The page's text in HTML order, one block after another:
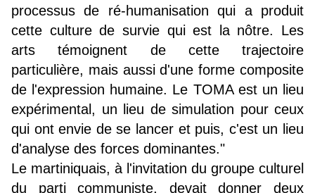
processus de ré-humanisation qui a produit
cette culture de survie qui est la nôtre. Les
arts témoignent de cette trajectoire
particulière, mais aussi d'une forme composite
de l'expression humaine. Le TOMA est un lieu
expérimental, un lieu de simulation pour ceux
qui ont envie de se lancer et puis, c'est un lieu
d'analyse des forces dominantes."
Le martiniquais, à l'invitation du groupe culturel
du parti communiste, devait donner deux